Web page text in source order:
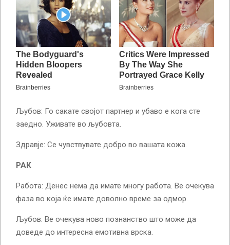
Љубов: Го сакате својот партнер и убаво е кога сте
заедно. Уживате во љубовта.
Здравје: Се чувствувате добро во вашата кожа.
РАК
Работа: Денес нема да имате многу работа. Ве очекува
фаза во која ќе имате доволно време за одмор.
Љубов: Ве очекува ново познанство што може да
доведе до интересна емотивна врска.